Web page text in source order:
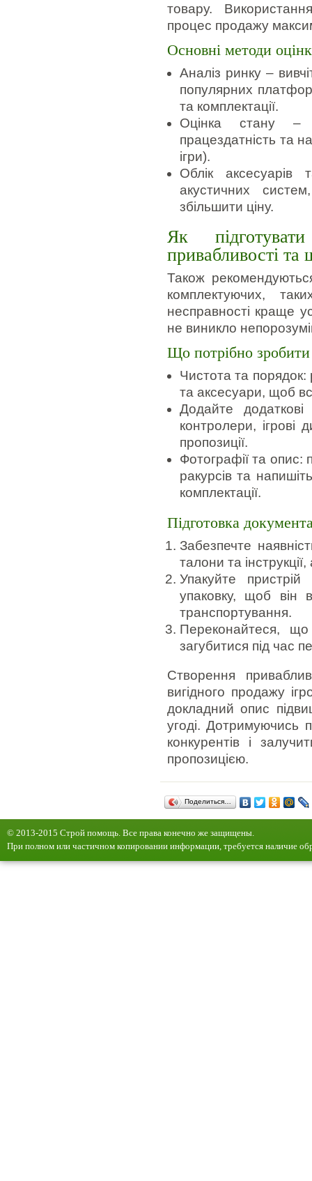
товару.
процес продажу
Основні методи
Аналіз ринку –
популярних
та комплектації.
Оцінка стану –
працездатність та
ігри).
Облік аксесуарів
акустичних
збільшити ціну.
Як
привабливості та
Також
комплектуючих,
несправності краще
не виникло
Що потрібно зробити
Чистота та порядок:
та аксесуари, щоб
Додайте додаткові
контролери, ігрові
пропозиції.
Фотографії та опис:
ракурсів та
комплектації.
Підготовка
Забезпечте
талони та
Упакуйте
упаковку, щоб він
транспортування.
Переконайтеся,
загубитися під час
Створення
вигідного продажу
докладний опис
угоді. Дотримуючись
конкурентів і
пропозицією.
Поделиться…
© 2013-2015 Строй помощь. Все права конечно же защищены.
При полном или частичном копировании информации, требуется наличие